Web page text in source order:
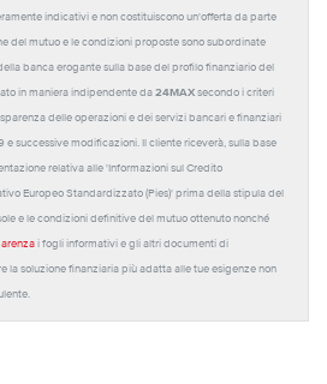
indicativi e non costituiscono un'offerta da parte
del mutuo e le condizioni proposte sono subordinate
banca erogante sulla base del profilo finanziario del
in maniera indipendente da 24MAX secondo i criteri
delle operazioni e dei servizi bancari e finanziari
successive modificazioni. Il cliente riceverà, sulla base
relativa alle 'Informazioni sul Credito
Europeo Standardizzato (Pies)' prima della stipula del
e le condizioni definitive del mutuo ottenuto nonché
i fogli informativi e gli altri documenti di
la soluzione finanziaria più adatta alle tue esigenze non